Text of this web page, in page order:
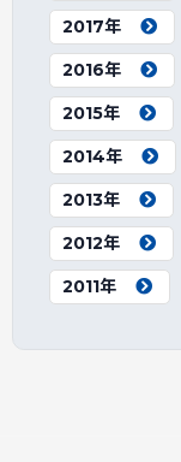
2017年
2016年
2015年
2014年
2013年
2012年
2011年